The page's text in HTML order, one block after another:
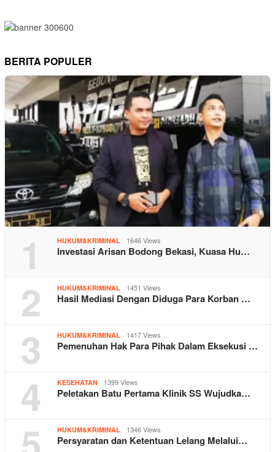
BERITA POPULER
1 HUKUM&KRIMINAL 1646 Views
Investasi Arisan Bodong Bekasi, Kuasa Hu…
2 HUKUM&KRIMINAL 1451 Views
Hasil Mediasi Dengan Diduga Para Korban …
3 HUKUM&KRIMINAL 1417 Views
Pemenuhan Hak Para Pihak Dalam Eksekusi …
4 KESEHATAN 1399 Views
Peletakan Batu Pertama Klinik SS Wujudka…
HUKUM&KRIMINAL 1346 Views
Persyaratan dan Ketentuan Lelang Melalui…